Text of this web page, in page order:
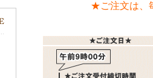
★ご注文は、